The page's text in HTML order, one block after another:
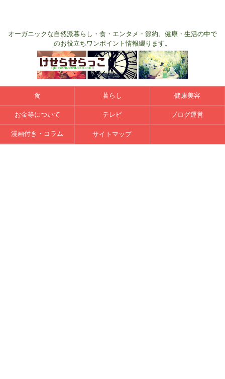
オーガニックな自然派暮らし・食・エンタメ・節約、健康・生活の中で
のお役立ちワンポイント情報綴ります。
食 暮らし 健康美容
お金等について テレビ ブログ運営
漫画付き・コラム サイトマップ